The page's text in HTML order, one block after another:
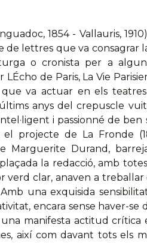
1854 - Vallauris,
de lettres que va consagrar
o cronista per a
de Paris, La Vie
va actuar en els teatres
anys del crepuscle
i passionné de ben
projecte de La Fronde
Marguerite Durand,
la redacció, amb
verd clar, anaven a
una exquisida
encara sense haver-se
manifesta actitud crítica
així com davant tots els